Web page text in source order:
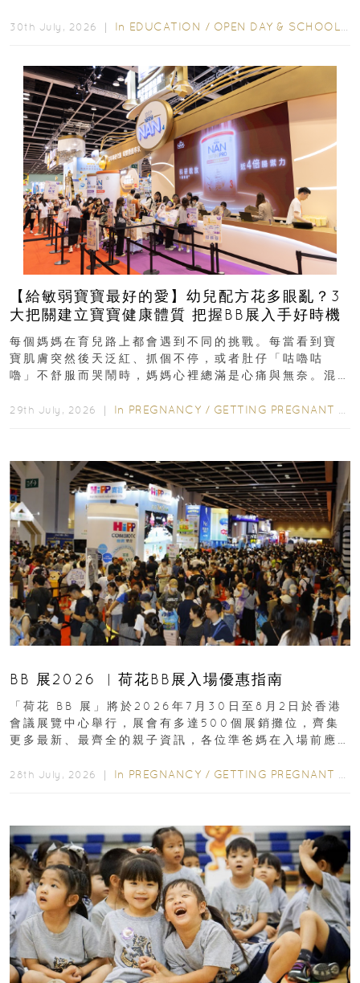
30th July, 2026 ｜ In EDUCATION / OPEN DAY & SCHOOL EVENTS
【給敏弱寶寶最好的愛】幼兒配方花多眼亂？3
大把關建立寶寶健康體質 把握BB展入手好時機
每個媽媽在育兒路上都會遇到不同的挑戰。每當看到寶
寶肌膚突然後天泛紅、抓個不停，或者肚仔「咕嚕咕
嚕」不舒服而哭鬧時，媽媽心裡總滿是心痛與無奈。混
29th July, 2026 ｜ In PREGNANCY / GETTING PREGNANT
BB 展2026 ︳荷花BB展入場優惠指南
「荷花 BB 展」將於2026年7月30日至8月2日於香港
會議展覽中心舉行，展會有多達500個展銷攤位，齊集
更多最新、最齊全的親子資訊，各位準爸媽在入場前應
28th July, 2026 ｜ In PREGNANCY / GETTING PREGNANT